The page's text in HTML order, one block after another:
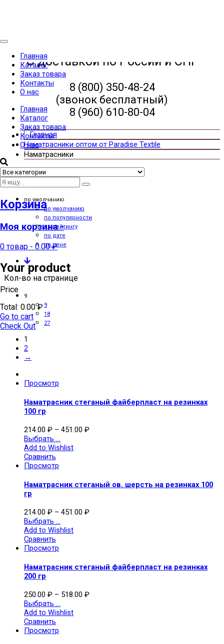
Categories
Главная
Каталог
Заказ товара
Контакты
О нас
Главная
Каталог
Заказ товара
Контакты
О нас
Корзина
Моя корзина -
0 товар - 0.00₽
Your product
Price
Total: 0.00₽
Go to cart
Check Out
С доставкой по России и СНГ
8 (800) 350-48-24
(звонок бесплатный)
8 (960) 610-80-04
Наматрасники оптом от Paradise Textile
Наматрасники
По сетке Списком
Сортировать по
по умолчанию
по умолчанию
по популярности
по рейтингу
по дате
по цене
Кол-во на странице
9
9
18
27
1
2
→
Просмотр
Наматрасник стеганый файберпласт на резинках
100 гр
214.00 ₽ – 451.00 ₽
Выбрать ...
Add to Wishlist
Сравнить
Просмотр
Наматрасник стеганый ов. шерсть на резинках 100
гр
214.00 ₽ – 451.00 ₽
Выбрать ...
Add to Wishlist
Сравнить
Просмотр
Наматрасник стеганый файберпласт на резинках
200 гр
250.00 ₽ – 518.00 ₽
Выбрать ...
Add to Wishlist
Сравнить
Просмотр